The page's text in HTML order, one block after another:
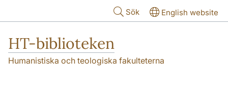
Sök English website
HT-biblioteken
Humanistiska och teologiska fakulteterna